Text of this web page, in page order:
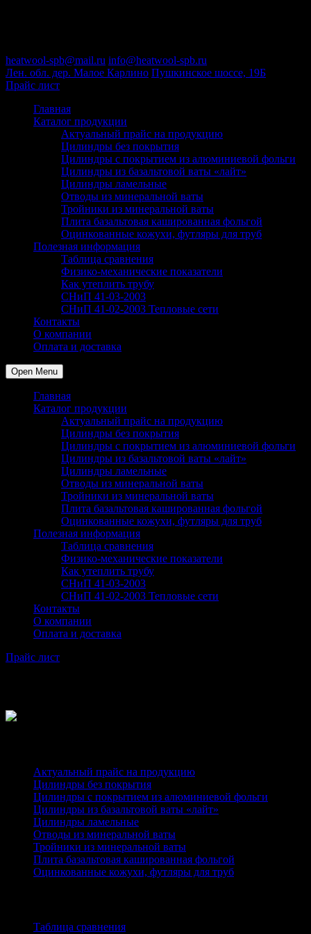
heatwool-spb@mail.ru info@heatwool-spb.ru
Лен. обл. дер. Малое Карлино Пушкинское шоссе, 19Б
Прайс лист
Главная
Каталог продукции
Актуальный прайс на продукцию
Цилиндры без покрытия
Цилиндры с покрытием из алюминиевой фольги
Цилиндры из базальтовой ваты «лайт»
Цилиндры ламельные
Отводы из минеральной ваты
Тройники из минеральной ваты
Плита базальтовая кашированная фольгой
Оцинкованные кожухи, футляры для труб
Полезная информация
Таблица сравнения
Физико-механические показатели
Как утеплить трубу
СНиП 41-03-2003
СНиП 41-02-2003 Тепловые сети
Контакты
О компании
Оплата и доставка
Open Menu
Главная
Каталог продукции
Актуальный прайс на продукцию
Цилиндры без покрытия
Цилиндры с покрытием из алюминиевой фольги
Цилиндры из базальтовой ваты «лайт»
Цилиндры ламельные
Отводы из минеральной ваты
Тройники из минеральной ваты
Плита базальтовая кашированная фольгой
Оцинкованные кожухи, футляры для труб
Полезная информация
Таблица сравнения
Физико-механические показатели
Как утеплить трубу
СНиП 41-03-2003
СНиП 41-02-2003 Тепловые сети
Контакты
О компании
Оплата и доставка
Прайс лист
Актуальный прайс на продукцию
Цилиндры без покрытия
Цилиндры с покрытием из алюминиевой фольги
Цилиндры из базальтовой ваты «лайт»
Цилиндры ламельные
Отводы из минеральной ваты
Тройники из минеральной ваты
Плита базальтовая кашированная фольгой
Оцинкованные кожухи, футляры для труб
Таблица сравнения